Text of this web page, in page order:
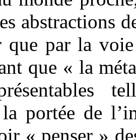
abstractions
que par la
que « la
la portée de
« penser »